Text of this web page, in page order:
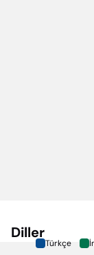
Diller
Türkçe